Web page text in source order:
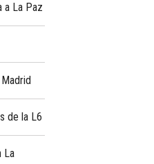
a La Paz
de la L6
La